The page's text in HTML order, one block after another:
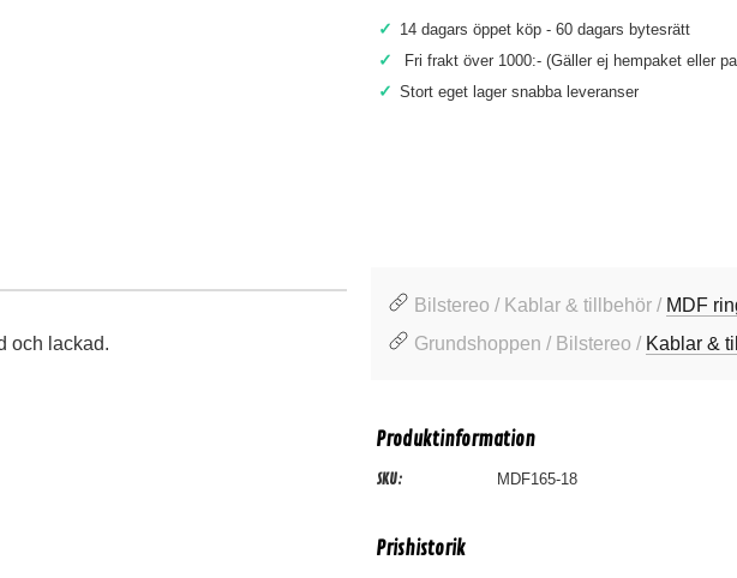
✓ 14 dagars öppet köp - 60 dagars bytesrätt
✓ Fri frakt över 1000:- (Gäller ej hempaket eller
✓ Stort eget lager snabba leveranser
och lackad.
Bilstereo / Kablar & tillbehör / MDF
Grundshoppen / Bilstereo / Kablar &
Produktinformation
SKU: MDF165-18
Prishistorik